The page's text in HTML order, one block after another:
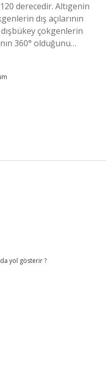
derecedir. Altıgenin
dış açılarının
çokgenlerin
360° olduğunu…
yol gösterir ?